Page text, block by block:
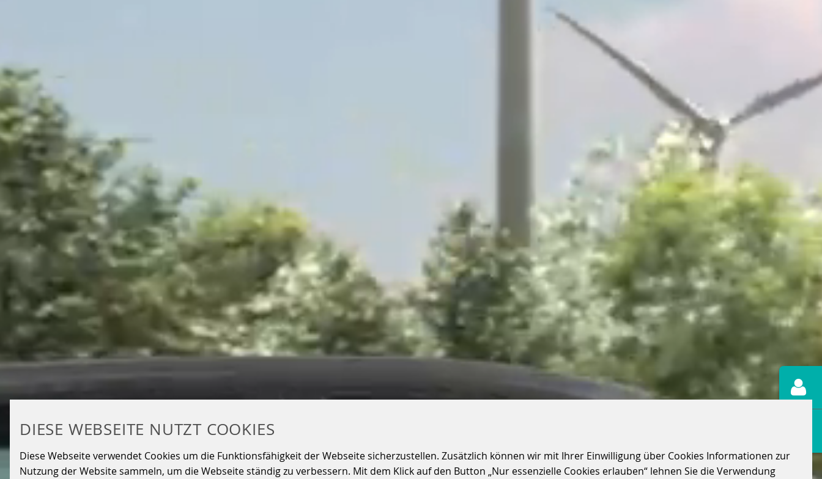
DIESE WEBSEITE NUTZT COOKIES
Diese Webseite verwendet Cookies um die Funktionsfähigkeit der Webseite sicherzustellen. Zusätzlich können wir mit Ihrer Einwilligung über Cookies Informationen zur
Nutzung der Website sammeln, um die Webseite ständig zu verbessern. Mit dem Klick auf den Button „Nur essenzielle Cookies erlauben“ lehnen Sie die Verwendung